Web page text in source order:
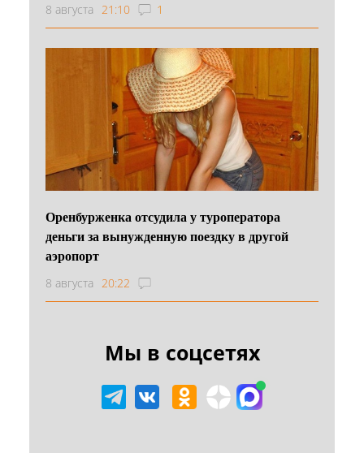
8 августа 21:10 1
Оренбурженка отсудила у туроператора
деньги за вынужденную поездку в другой
аэропорт
8 августа 20:22
Мы в соцсетях